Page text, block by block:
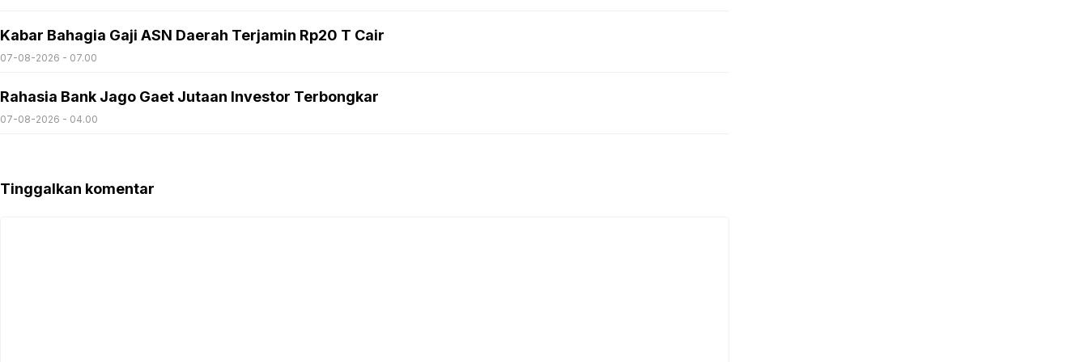
Kabar Bahagia Gaji ASN Daerah Terjamin Rp20 T Cair
07-08-2026 - 07.00
Rahasia Bank Jago Gaet Jutaan Investor Terbongkar
07-08-2026 - 04.00
Tinggalkan komentar